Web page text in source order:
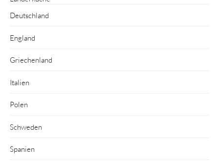
Deutschland
England
Griechenland
Italien
Polen
Schweden
Spanien